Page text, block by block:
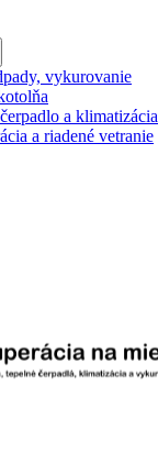
vykurovanie
a klimatizácia
a riadené vetranie